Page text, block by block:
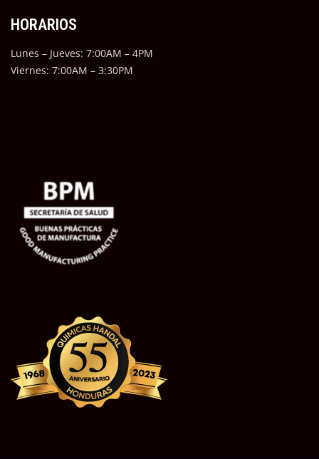
HORARIOS
Lunes – Jueves: 7:00AM – 4PM
Viernes: 7:00AM – 3:30PM